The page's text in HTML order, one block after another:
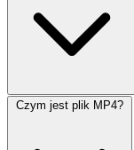
Czym jest plik MP4?